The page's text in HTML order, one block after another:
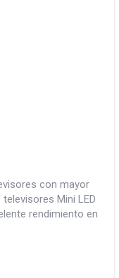
con mayor
Mini LED
rendimiento en